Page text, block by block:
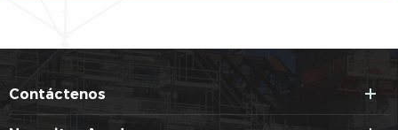
Contáctenos